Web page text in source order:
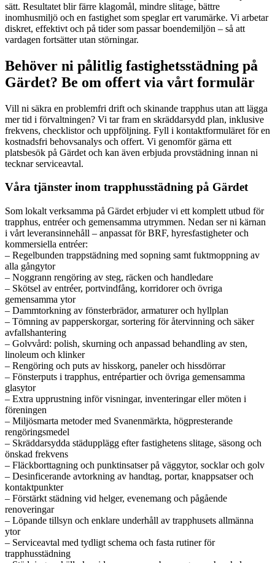
sätt. Resultatet blir färre klagomål, mindre slitage, bättre
inomhusmiljö och en fastighet som speglar ert varumärke. Vi arbetar
diskret, effektivt och på tider som passar boendemiljön – så att
vardagen fortsätter utan störningar.
Behöver ni pålitlig fastighetsstädning på
Gärdet? Be om offert via vårt formulär
Vill ni säkra en problemfri drift och skinande trapphus utan att lägga
mer tid i förvaltningen? Vi tar fram en skräddarsydd plan, inklusive
frekvens, checklistor och uppföljning. Fyll i kontaktformuläret för en
kostnadsfri behovsanalys och offert. Vi genomför gärna ett
platsbesök på Gärdet och kan även erbjuda provstädning innan ni
tecknar serviceavtal.
Våra tjänster inom trapphusstädning på Gärdet
Som lokalt verksamma på Gärdet erbjuder vi ett komplett utbud för
trapphus, entréer och gemensamma utrymmen. Nedan ser ni kärnan
i vårt leveransinnehåll – anpassat för BRF, hyresfastigheter och
kommersiella entréer:
– Regelbunden trappstädning med sopning samt fuktmoppning av
alla gångytor
– Noggrann rengöring av steg, räcken och handledare
– Skötsel av entréer, portvindfång, korridorer och övriga
gemensamma ytor
– Dammtorkning av fönsterbrädor, armaturer och hyllplan
– Tömning av papperskorgar, sortering för återvinning och säker
avfallshantering
– Golvvård: polish, skurning och anpassad behandling av sten,
linoleum och klinker
– Rengöring och puts av hisskorg, paneler och hissdörrar
– Fönsterputs i trapphus, entrépartier och övriga gemensamma
glasytor
– Extra upprustning inför visningar, inventeringar eller möten i
föreningen
– Miljösmarta metoder med Svanenmärkta, högpresterande
rengöringsmedel
– Skräddarsydda städupplägg efter fastighetens slitage, säsong och
önskad frekvens
– Fläckborttagning och punktinsatser på väggytor, socklar och golv
– Desinficerande avtorkning av handtag, portar, knappsatser och
kontaktpunkter
– Förstärkt städning vid helger, evenemang och pågående
renoveringar
– Löpande tillsyn och enklare underhåll av trapphusets allmänna
ytor
– Serviceavtal med tydligt schema och fasta rutiner för
trapphusstädning